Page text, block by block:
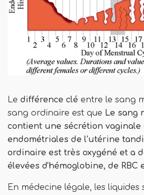
Le différence clé entre le sang
sang ordinaire est que Le sang
contient une sécrétion vaginale
endométriales de l'utérine
ordinaire est très oxygéné et a
élevées d'hémoglobine, de RBC
En médecine légale, les liquides